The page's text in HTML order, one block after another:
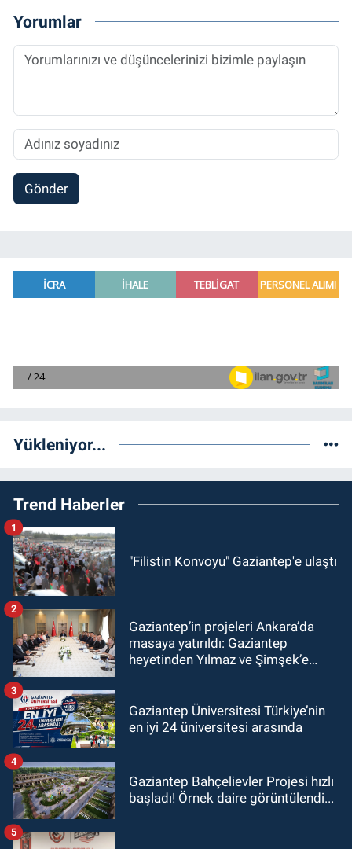
Yorumlar
Gönder
Yükleniyor...
Trend Haberler
"Filistin Konvoyu" Gaziantep'e ulaştı
1
Gaziantep’in projeleri Ankara’da
masaya yatırıldı: Gaziantep
heyetinden Yılmaz ve Şimşek’e
2
Gaziantep Üniversitesi Türkiye’nin
en iyi 24 üniversitesi arasında
3
Gaziantep Bahçelievler Projesi hızlı
başladı! Örnek daire görüntülendi...
4
5